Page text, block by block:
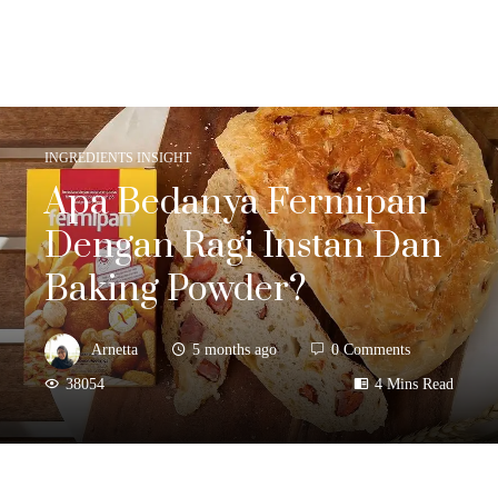
INGREDIENTS INSIGHT
Apa Bedanya Fermipan
Dengan Ragi Instan Dan
Baking Powder?
Arnetta 5 months ago 0 Comments
38054 4 Mins Read